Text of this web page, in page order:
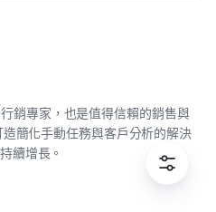
銷專家，也是值得信賴的銷售與
簡化手動任務與客戶分析的解決
續增長。